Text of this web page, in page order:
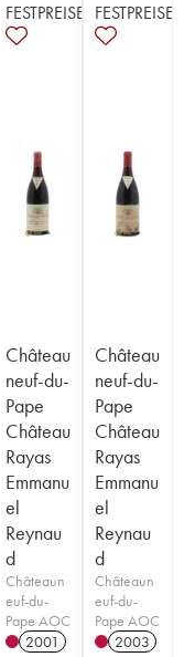
FESTPREISE
Château
neuf-du-
Pape
Château
Rayas
Emmanu
el
Reynau
d
Châteaun
euf-du-
Pape AOC
2001
FESTPREISE
Château
neuf-du-
Pape
Château
Rayas
Emmanu
el
Reynau
d
Châteaun
euf-du-
Pape AOC
2003